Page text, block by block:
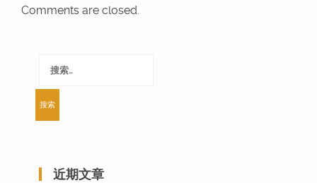
Comments are closed.
索：
近期文章